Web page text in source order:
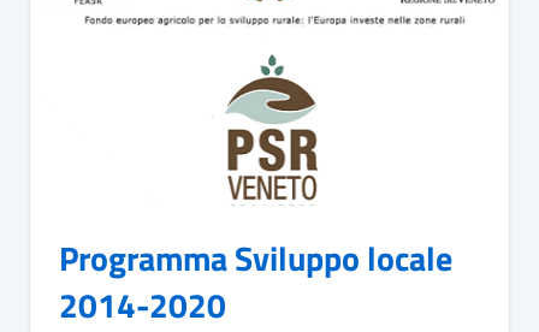
Programma Sviluppo locale
2014-2020